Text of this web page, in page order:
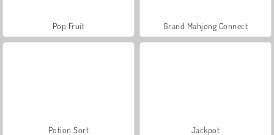
Pop Fruit Grand Mahjong Connect
Potion Sort Jackpot